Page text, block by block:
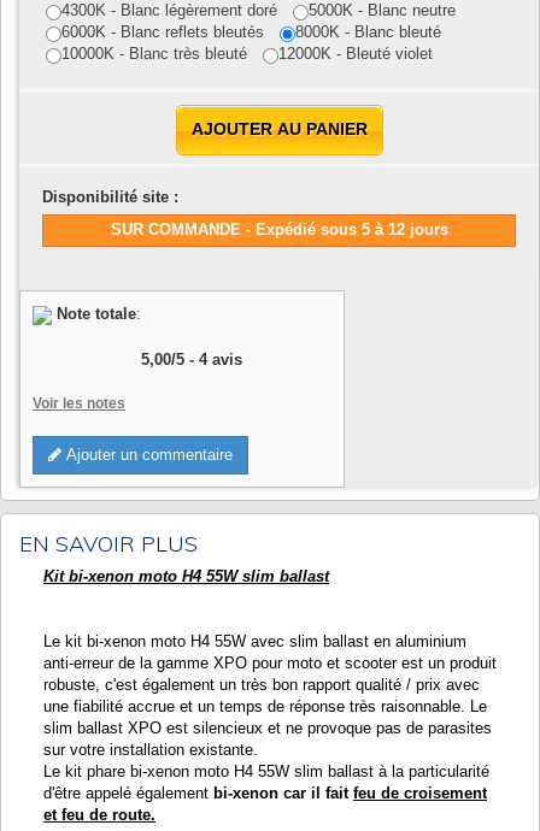
4300K - Blanc légèrement doré
5000K - Blanc neutre
6000K - Blanc reflets bleutés
8000K - Blanc bleuté
10000K - Blanc très bleuté
12000K - Bleuté violet
AJOUTER AU PANIER
Disponibilité site :
SUR COMMANDE - Expédié sous 5 à 12 jours
Note totale:
5,00/5 - 4 avis
Voir les notes
Ajouter un commentaire
EN SAVOIR PLUS
Kit bi-xenon moto H4 55W slim ballast
Le kit bi-xenon moto H4 55W avec slim ballast en aluminium
anti-erreur de la gamme XPO pour moto et scooter est un produit
robuste, c'est également un très bon rapport qualité / prix avec
une fiabilité accrue et un temps de réponse très raisonnable. Le
slim ballast XPO est silencieux et ne provoque pas de parasites
sur votre installation existante.
Le kit phare bi-xenon moto H4 55W slim ballast à la particularité
d'être appelé également bi-xenon car il fait feu de croisement
et feu de route.